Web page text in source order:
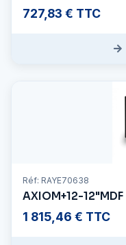
727,83 € TTC
Réf: RAYE70638
AXIOM+12-12"MDF
1 815,46 € TTC